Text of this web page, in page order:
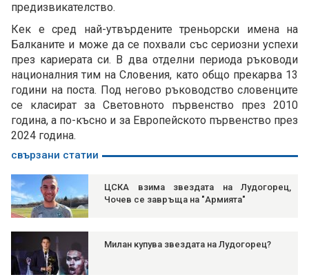
предизвикателство.
Кек е сред най-утвърдените треньорски имена на
Балканите и може да се похвали със сериозни успехи
през кариерата си. В два отделни периода ръководи
националния тим на Словения, като общо прекарва 13
години на поста. Под негово ръководство словенците
се класират за Световното първенство през 2010
година, а по-късно и за Европейското първенство през
2024 година.
свързани статии
ЦСКА взима звездата на Лудогорец,
Чочев се завръща на "Армията"
Милан купува звездата на Лудогорец?